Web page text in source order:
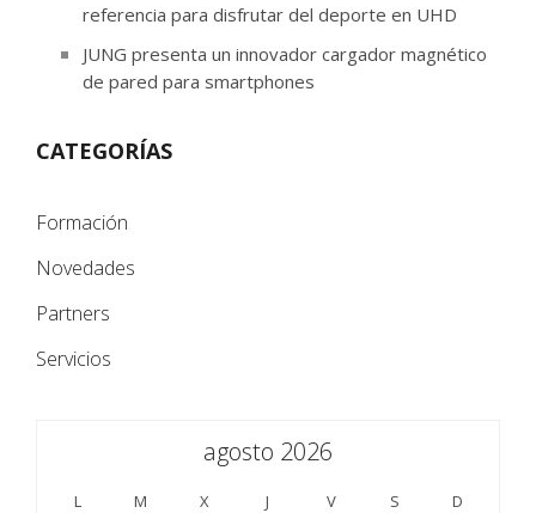
referencia para disfrutar del deporte en UHD
JUNG presenta un innovador cargador magnético
de pared para smartphones
CATEGORÍAS
Formación
Novedades
Partners
Servicios
agosto 2026
L M X J V S
D